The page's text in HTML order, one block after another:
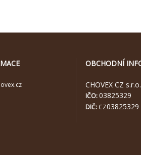
OBCHODNÍ
CHOVEX CZ s.r.o.
IČO:03825329
DIČ: CZ03825329